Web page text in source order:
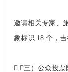
邀请相关专家、
象标识 18 个，吉
 （三）公众投